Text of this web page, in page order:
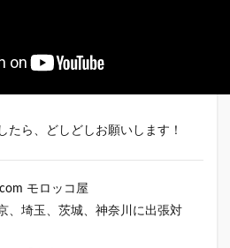
たら、どしどしお願いします！
モロッコ屋
、埼玉、茨城、神奈川に出張対